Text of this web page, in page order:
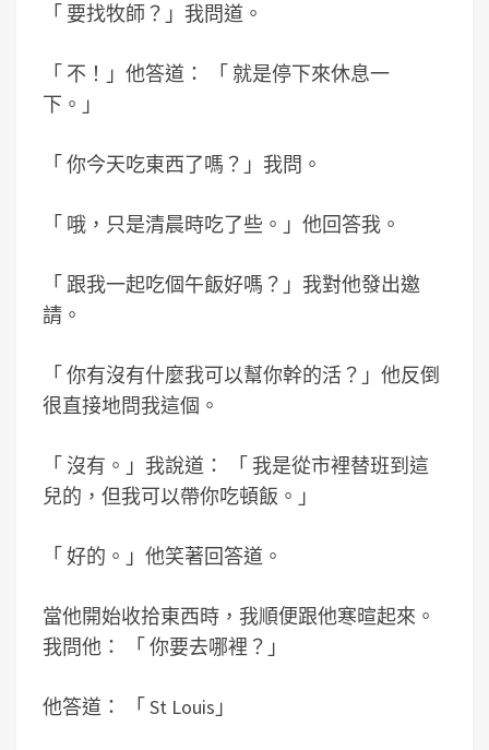
「 要找牧師？」我問道。
「 不！」他答道： 「 就是停下來休息一
下。」
「 你今天吃東西了嗎？」我問。
「 哦，只是清晨時吃了些。」他回答我。
「 跟我一起吃個午飯好嗎？」我對他發出邀
請。
「 你有沒有什麼我可以幫你幹的活？」他反倒
很直接地問我這個。
「 沒有。」我說道： 「 我是從市裡替班到這
兒的，但我可以帶你吃頓飯。 」
「 好的。」他笑著回答道。
當他開始收拾東西時，我順便跟他寒暄起來。
我問他：
「 你要去哪裡？」
他答道： 「 St Louis 」